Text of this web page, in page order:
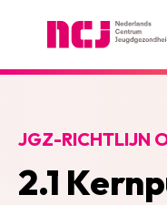
2.1
JGZ-RICHTLIJN